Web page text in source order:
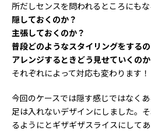
所だしセンスを問われるところにもな
隠しておくのか？
主張しておくのか？
普段どのようなスタイリングをする
アレンジするときどう見せていくのか
それぞれによって対応も変わります！
今回のケースでは隠す感じではなく
足は入れないデザインにしました。
るようにとギザギザスライスにしてあ